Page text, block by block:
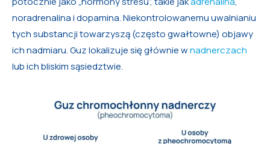
noradrenalina i dopamina. Niekontrolowanemu uwalnianiu
tych substancji towarzyszą (często gwałtowne) objawy
ich nadmiaru. Guz lokalizuje się głównie wnadnerczach
lub ich bliskim sąsiedztwie.